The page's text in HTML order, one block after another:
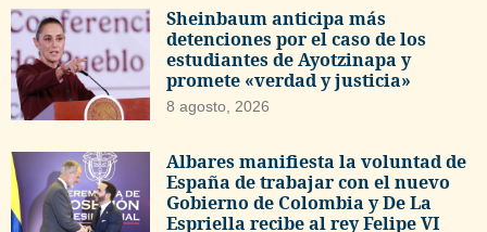
Sheinbaum anticipa más
detenciones por el caso de los
estudiantes de Ayotzinapa y
promete «verdad y justicia»
8 agosto, 2026
Albares manifiesta la voluntad de
España de trabajar con el nuevo
Gobierno de Colombia y De La
Espriella recibe al rey Felipe VI